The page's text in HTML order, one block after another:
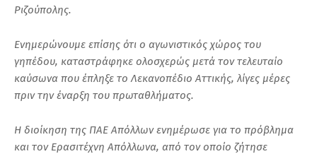
Ριζούπολης.
Ενημερώνουμε επίσης ότι ο αγωνιστικός χώρος του
γηπέδου, καταστράφηκε ολοσχερώς μετά τον τελευταίο
καύσωνα που έπληξε το Λεκανοπέδιο Αττικής, λίγες μέρες
πριν την έναρξη του πρωταθλήματος.
Η διοίκηση της ΠΑΕ Απόλλων ενημέρωσε για το πρόβλημα
και τον Ερασιτέχνη Απόλλωνα, από τον οποίο ζήτησε